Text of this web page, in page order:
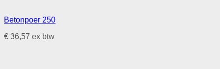
Betonpoer 250
€ 36,57 ex btw